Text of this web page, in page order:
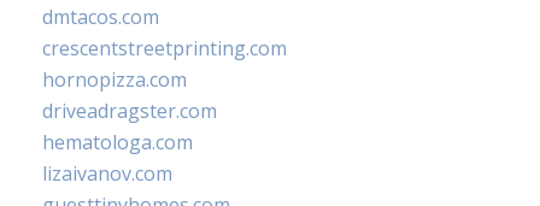
dmtacos.com
crescentstreetprinting.com
hornopizza.com
driveadragster.com
hematologa.com
lizaivanov.com